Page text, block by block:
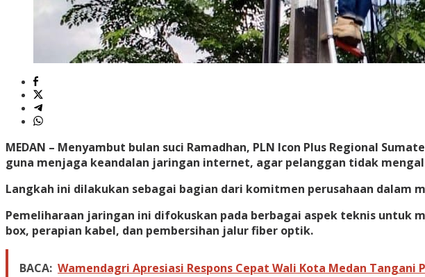
MEDAN – Menyambut bulan suci Ramadhan, PLN Icon Plus Regional
guna menjaga keandalan jaringan internet, agar pelanggan tidak
Langkah ini dilakukan sebagai bagian dari komitmen perusahaan
Pemeliharaan jaringan ini difokuskan pada berbagai aspek teknis
box, perapian kabel, dan pembersihan jalur fiber optik.
BACA: Wamendagri Apresiasi Respons Cepat Wali Kota Medan Tangani